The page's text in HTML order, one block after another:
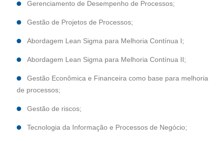
Gerenciamento de Desempenho de Processos;
Gestão de Projetos de Processos;
Abordagem Lean Sigma para Melhoria Contínua I;
Abordagem Lean Sigma para Melhoria Contínua II;
Gestão Econômica e Financeira como base para melhoria
de processos;
Gestão de riscos;
Tecnologia da Informação e Processos de Negócio;